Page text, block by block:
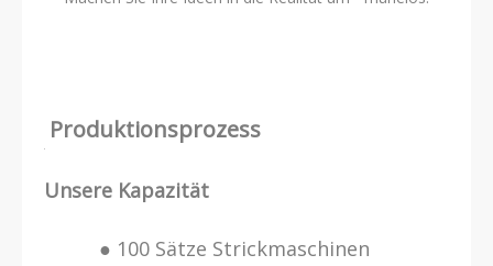
Produktionsprozess
Unsere Kapazität
● 100 Sätze Strickmaschinen